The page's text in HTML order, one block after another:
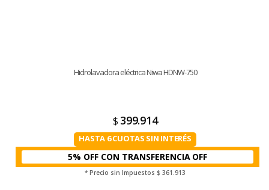
Hidrolavadora eléctrica Niwa HDNW-750
$ 399.914
HASTA 6 CUOTAS SIN INTERÉS
5% OFF CON TRANSFERENCIA
* Precio sin Impuestos $ 361.913